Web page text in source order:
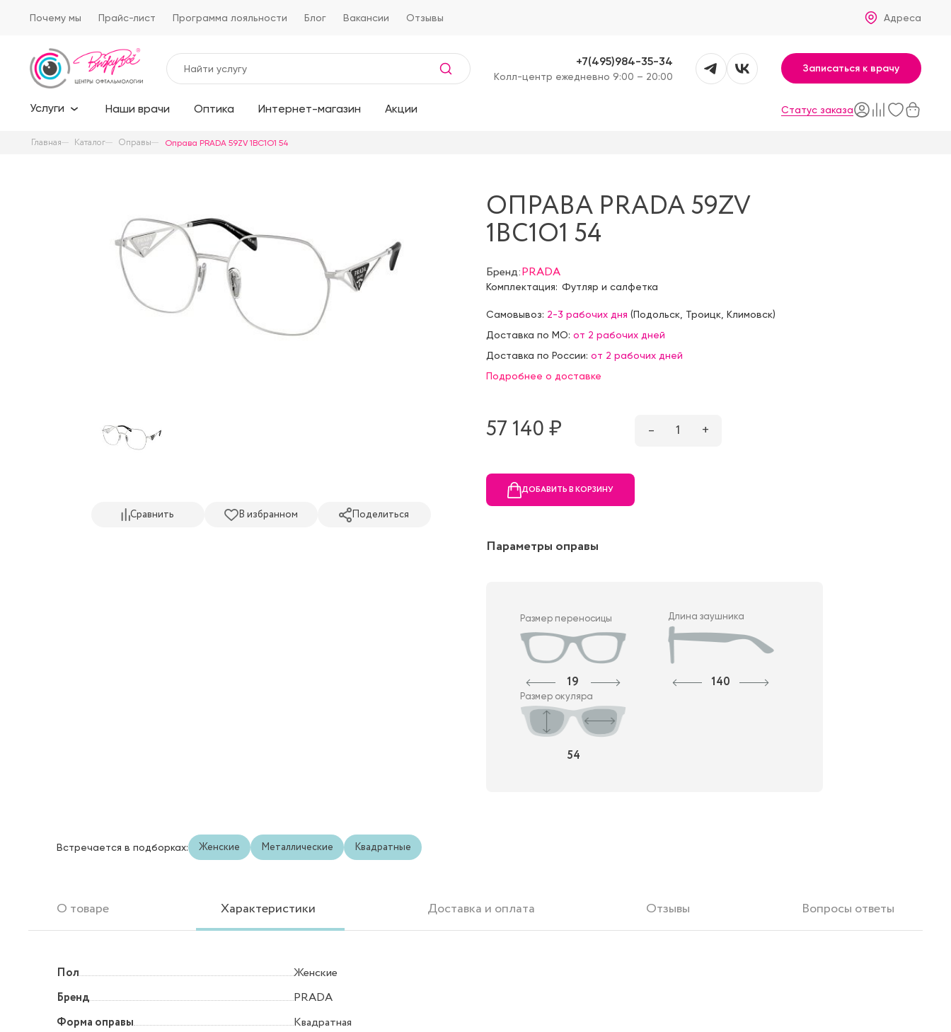
Почему мы Прайс-лист Программа лояльности Блог Вакансии Отзывы Адреса
+7(495)984-35-34
Kолл-центр ежедневно 9:00 – 20:00
Записаться к врачу
Услуги Наши врачи Оптика Интернет-магазин Акции Статус заказа
Главная Каталог Оправы Оправа PRADA 59ZV 1BC1O1 54
Сравнить В избранном Поделиться
ОПРАВА PRADA 59ZV
1BC1O1 54
Бренд:PRADA
Комплектация: Футляр и салфетка
Самовывоз: 2-3 рабочих дня (Подольск, Троицк, Климовск)
Доставка по МО: от 2 рабочих дней
Доставка по России: от 2 рабочих дней
Подробнее о доставке
57 140 ₷ – 1 +
ДОБАВИТЬ В КОРЗИНУ
Параметры оправы
Размер переносицы
19
Длина заушника
140
Размер окуляра
54
Встречается в подборках: Женские Металлические Квадратные
О товаре Характеристики Доставка и оплата Отзывы Вопросы ответы
Пол
Женские
Бренд
PRADA
Форма оправы
Квадратная